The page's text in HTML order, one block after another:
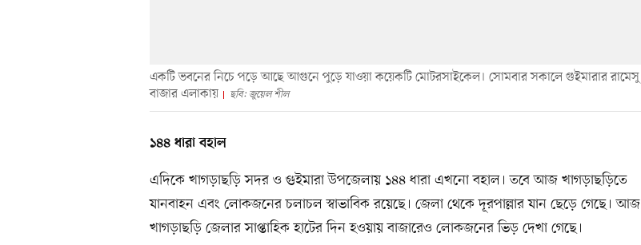
একটি ভবনের নিচে পড়ে আছে আগুনে পুড়ে যাওয়া কয়েকটি মোটরসাইকেল। সোমবার সকালে গুইমারার রামেসু
বাজার এলাকায়
ছবি: জুয়েল শীল
১৪৪ ধারা বহাল
এদিকে খাগড়াছড়ি সদর ও গুইমারা উপজেলায় ১৪৪ ধারা এখনো বহাল। তবে আজ খাগড়াছড়িতে
যানবাহন এবং লোকজনের চলাচল স্বাভাবিক রয়েছে। জেলা থেকে দূরপাল্লার যান ছেড়ে গেছে। আজ
খাগড়াছড়ি জেলার সাপ্তাহিক হাটের দিন হওয়ায় বাজারেও লোকজনের ভিড় দেখা গেছে।